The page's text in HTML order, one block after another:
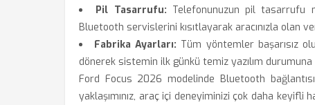
Pil Tasarrufu: Telefonunuzun pil tasarrufu
Bluetooth servislerini kısıtlayarak aracınızla olan
Fabrika Ayarları: Tüm yöntemler başarısız
dönerek sistemin ilk günkü temiz yazılım
Ford Focus 2026 modelinde Bluetooth
yaklaşımınız, araç içi deneyiminizi çok daha